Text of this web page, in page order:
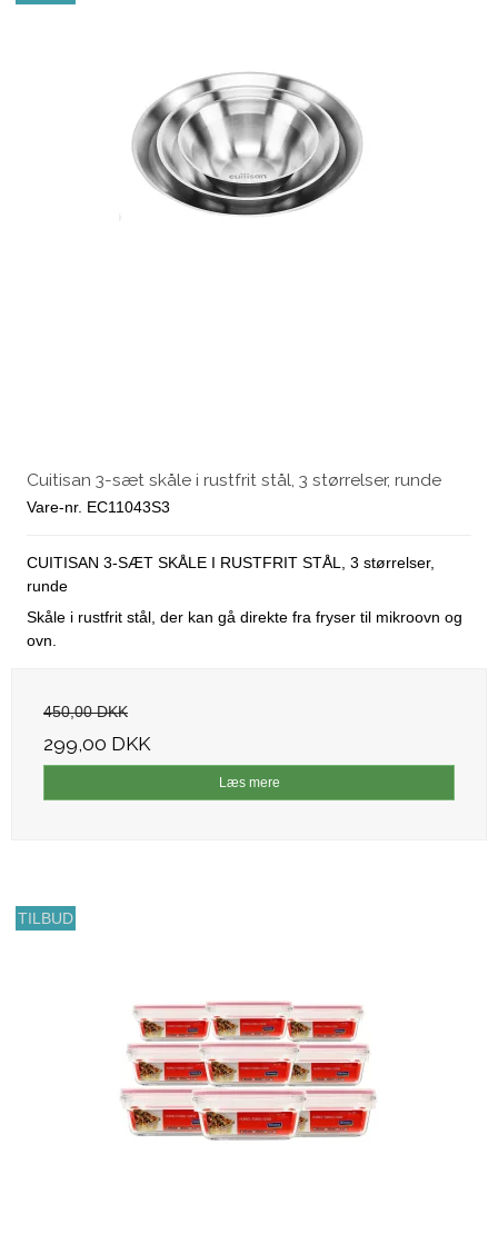
Cuitisan 3-sæt skåle i rustfrit stål, 3 størrelser, runde
Vare-nr. EC11043S3
CUITISAN 3-SÆT SKÅLE I RUSTFRIT STÅL, 3 størrelser,
runde
Skåle i rustfrit stål, der kan gå direkte fra fryser til mikroovn og
ovn.
450,00 DKK
299,00 DKK
Læs mere
TILBUD